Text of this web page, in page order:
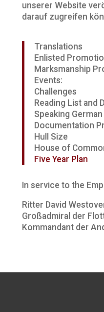
unserer Website
darauf zugreifen
Translations
Enlisted
Marksmanship
Events:
Challenges
Reading List and
Speaking German
Documentation
Hull Size
House of
Five Year Plan
In service to the
Ritter David
Großadmiral der
Kommandant der